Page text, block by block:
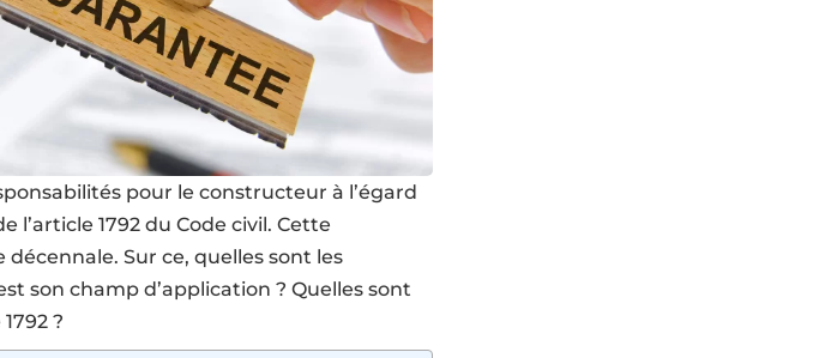
pour le constructeur à l’égard
l’article 1792 du Code civil. Cette
Sur ce, quelles sont les
son champ d’application ? Quelles sont
?